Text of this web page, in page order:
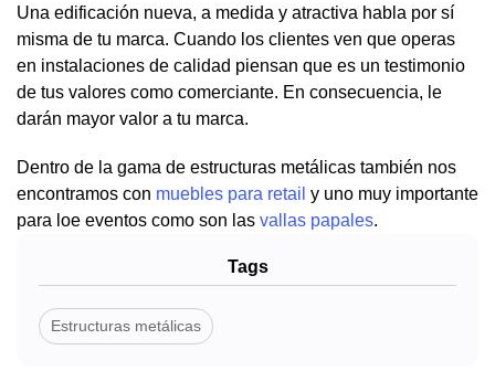
Una edificación nueva, a medida y atractiva habla por sí
misma de tu marca. Cuando los clientes ven que operas
en instalaciones de calidad piensan que es un testimonio
de tus valores como comerciante. En consecuencia, le
darán mayor valor a tu marca.
Dentro de la gama de estructuras metálicas también nos
encontramos con muebles para retail y uno muy importante
para loe eventos como son las vallas papales.
Tags
Estructuras metálicas